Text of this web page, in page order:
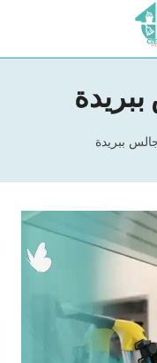
ببريدة